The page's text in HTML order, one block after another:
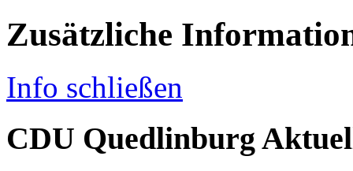
Zusätzliche
Info schließen
CDU Quedlinburg